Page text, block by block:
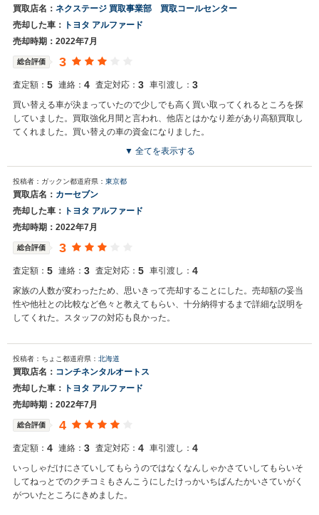
買取店名： ネクステージ 買取事業部 買取コールセンター
売却した車：
トヨタ アルファード
売却時期：2022年7月
総合評価 3
査定額： 5 連絡： 4 査定対応： 3 車引渡し： 3
買い替える車が決まっていたので少しでも高く買い取ってくれるところを探
していました。買取強化月間と言われ、他店とはかなり差があり高額買取し
てくれました。買い替えの車の資金になりました。
▼ 全てを表示する
投稿者：ガックン都道府県： 東京都
買取店名： カーセブン
売却した車：
トヨタ アルファード
売却時期：2022年7月
総合評価 3
査定額： 5 連絡： 3 査定対応： 5 車引渡し： 4
家族の人数が変わったため、思いきって売却することにした。売却額の妥当
性や他社との比較など色々と教えてもらい、十分納得するまで詳細な説明を
してくれた。スタッフの対応も良かった。
投稿者：ちょこ 都道府県： 北海道
買取店名： コンチネンタルオートス
売却した車：
トヨタ アルファード
売却時期：2022年7月
総合評価 4
査定額： 4 連絡： 3 査定対応： 4 車引渡し： 4
いっしゃだけにさていしてもらうのではなくなんしゃかさていしてもらいそ
してねっとでのクチコミもさんこうにしたけっかいちばんたかいさていがく
がついたところにきめました。